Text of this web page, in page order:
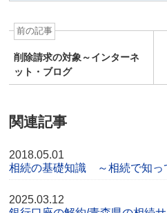
前の記事
削除請求の対象～インターネ
ット・ブログ
関連記事
2018.05.01
相続の基礎知識 ～相続で知っ
2025.03.12